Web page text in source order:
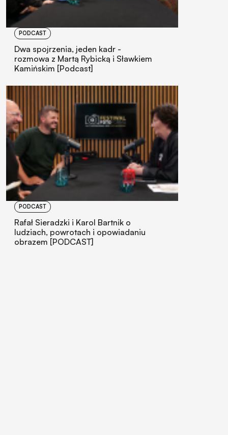
PODCAST
Dwa spojrzenia, jeden kadr -
rozmowa z Martą Rybicką i Sławkiem
Kamińskim [Podcast]
PODCAST
Rafał Sieradzki i Karol Bartnik o
ludziach, powrotach i opowiadaniu
obrazem [PODCAST]